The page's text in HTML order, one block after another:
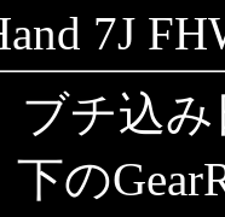
7J
ブチ込み
下の